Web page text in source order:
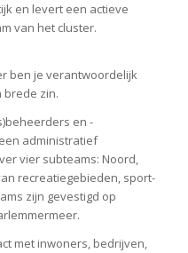
en levert een actieve
van het cluster.
ben je verantwoordelijk
brede zin.
en -
administratief
vier subteams: Noord,
recreatiegebieden, sport-
zijn gevestigd op
met inwoners, bedrijven,